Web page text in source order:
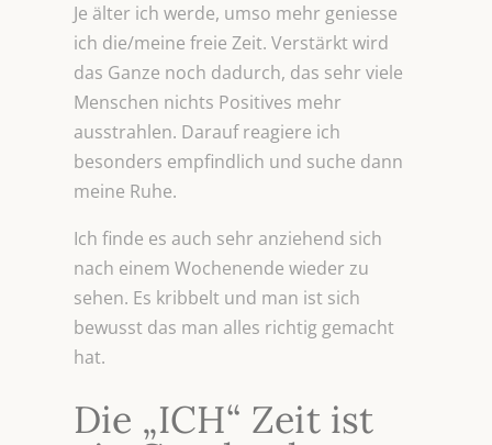
Je älter ich werde, umso mehr geniesse
ich die/meine freie Zeit. Verstärkt wird
das Ganze noch dadurch, das sehr viele
Menschen nichts Positives mehr
ausstrahlen. Darauf reagiere ich
besonders empfindlich und suche dann
meine Ruhe.
Ich finde es auch sehr anziehend sich
nach einem Wochenende wieder zu
sehen. Es kribbelt und man ist sich
bewusst das man alles richtig gemacht
hat.
Die „ICH“ Zeit ist